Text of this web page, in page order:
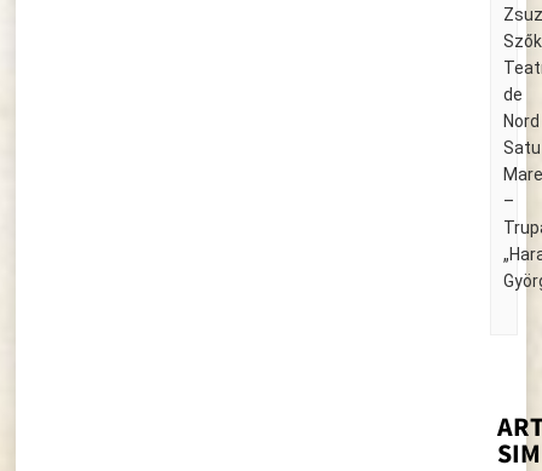
de
Nord
Satu
–